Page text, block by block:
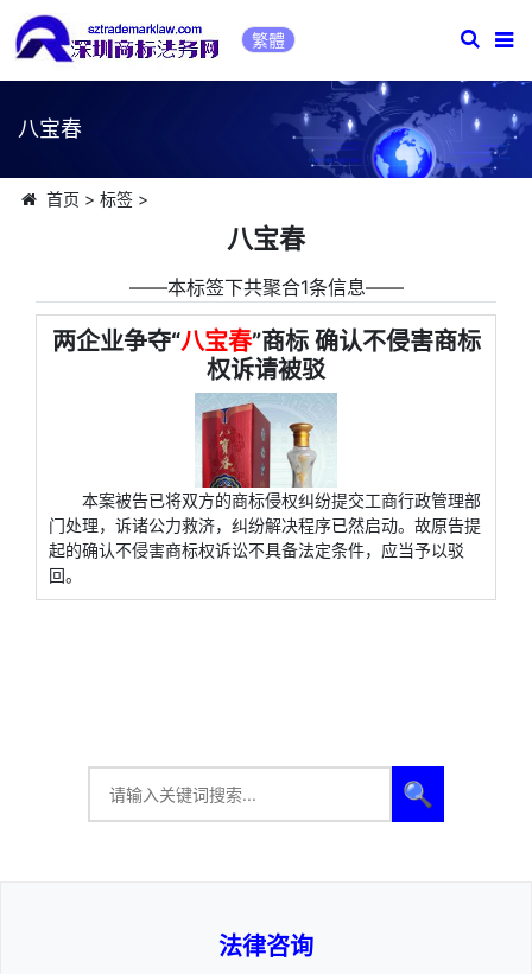
繁體
八宝春
首页 > 标签>
八宝春
――本标签下共聚合1条信息――
两企业争夺“八宝春”商标 确认不侵害商标
权诉请被驳
本案被告已将双方的商标侵权纠纷提交工商行政管理部
门处理，诉诸公力救济，纠纷解决程序已然启动。故原告提
起的确认不侵害商标权诉讼不具备法定条件，应当予以驳
回。
🔍
法律咨询